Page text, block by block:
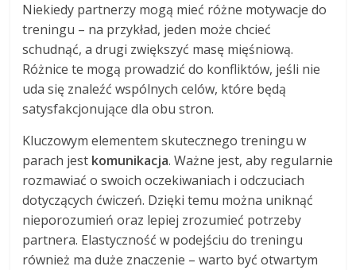
Niekiedy partnerzy mogą mieć różne motywacje do
treningu – na przykład, jeden może chcieć
schudnąć, a drugi zwiększyć masę mięśniową.
Różnice te mogą prowadzić do konfliktów, jeśli nie
uda się znaleźć wspólnych celów, które będą
satysfakcjonujące dla obu stron.
Kluczowym elementem skutecznego treningu w
parach jest komunikacja. Ważne jest, aby regularnie
rozmawiać o swoich oczekiwaniach i odczuciach
dotyczących ćwiczeń. Dzięki temu można uniknąć
nieporozumień oraz lepiej zrozumieć potrzeby
partnera. Elastyczność w podejściu do treningu
również ma duże znaczenie – warto być otwartym